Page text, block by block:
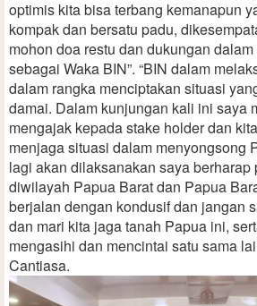
optimis kita bisa terbang kemanapun
kompak dan bersatu padu,
mohon doa restu dan dukungan
sebagai Waka BIN”. “BIN dalam
dalam rangka menciptakan situasi
damai. Dalam kunjungan kali ini saya
mengajak kepada stake holder dan
menjaga situasi dalam menyongsong
lagi akan dilaksanakan saya berharap
diwilayah Papua Barat dan Papua
berjalan dengan kondusif dan jangan
dan mari kita jaga tanah Papua ini,
mengasihi dan mencintai satu sama
Cantiasa.